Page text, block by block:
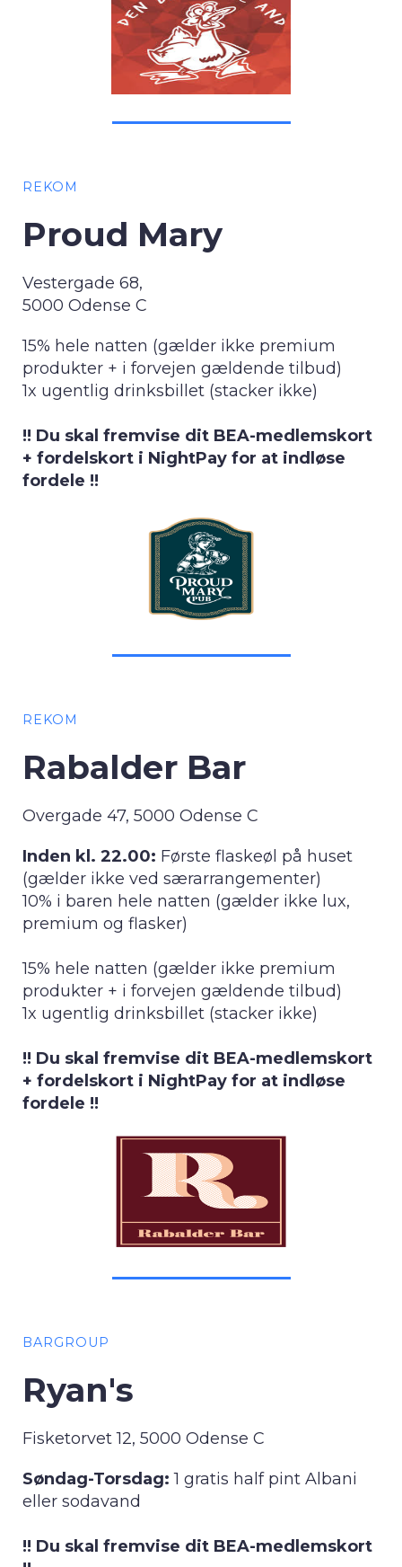
REKOM
Proud Mary
Vestergade 68,
5000 Odense C
15% hele natten (gælder ikke premium
produkter + i forvejen gældende tilbud)
1x ugentlig drinksbillet (stacker ikke)
!! Du skal fremvise dit BEA-medlemskort
+ fordelskort i NightPay for at indløse
fordele !!
REKOM
Rabalder Bar
Overgade 47, 5000 Odense C
Inden kl. 22.00: Første flaskeøl på huset
(gælder ikke ved særarrangementer)
10% i baren hele natten (gælder ikke lux,
premium og flasker)
15% hele natten (gælder ikke premium
produkter + i forvejen gældende tilbud)
1x ugentlig drinksbillet (stacker ikke)
!! Du skal fremvise dit BEA-medlemskort
+ fordelskort i NightPay for at indløse
fordele !!
BARGROUP
Ryan's
Fisketorvet 12, 5000 Odense C
Søndag-Torsdag:1 gratis half pint Albani
eller sodavand
!! Du skal fremvise dit BEA-medlemskort